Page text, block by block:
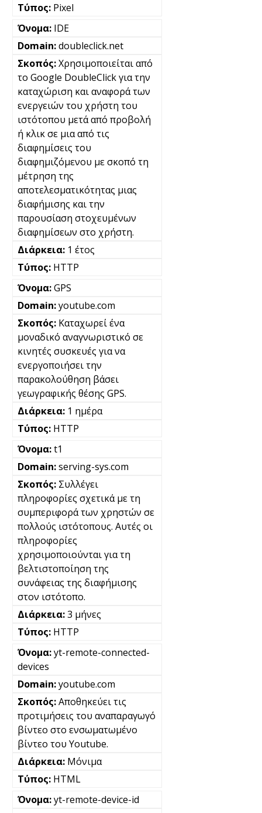
Pixel
IDE
doubleclick.net
Χρησιμοποιείται από
το Google DoubleClick για την
καταχώριση και αναφορά των
ενεργειών του χρήστη του
ιστότοπου μετά από προβολή
ή κλικ σε μια από τις
διαφημίσεις του
διαφημιζόμενου με σκοπό τη
μέτρηση της
αποτελεσματικότητας μιας
διαφήμισης και την
παρουσίαση στοχευμένων
διαφημίσεων στο χρήστη.
1 έτος
HTTP
GPS
youtube.com
Καταχωρεί ένα
μοναδικό αναγνωριστικό σε
κινητές συσκευές για να
ενεργοποιήσει την
παρακολούθηση βάσει
γεωγραφικής θέσης GPS.
1 ημέρα
HTTP
t1
serving-sys.com
Συλλέγει
πληροφορίες σχετικά με τη
συμπεριφορά των χρηστών σε
πολλούς ιστότοπους. Αυτές οι
πληροφορίες
χρησιμοποιούνται για τη
βελτιστοποίηση της
συνάφειας της διαφήμισης
στον ιστότοπο.
3 μήνες
HTTP
yt-remote-connected-
devices
youtube.com
Αποθηκεύει τις
προτιμήσεις του αναπαραγωγό
βίντεο στο ενσωματωμένο
βίντεο του Youtube.
Μόνιμα
HTML
yt-remote-device-id